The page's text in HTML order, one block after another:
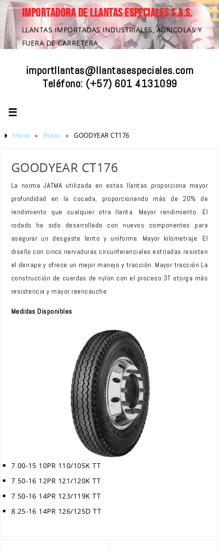
IMPORTADORA DE LLANTAS ESPECIALES S.A.S.
LLANTAS IMPORTADAS INDUSTRIALES, AGRICOLAS Y
FUERA DE CARRETERA
importllantas@llantasespeciales.com
Teléfono: (+57) 601 4131099
Inicio » Inicio » GOODYEAR CT176
GOODYEAR CT176
La norma JATMA utilizada en estas llantas proporciona mayor
profundidad en la cocada, proporcionando más de 20% de
rendimiento que cualquier otra llanta. Mayor rendimiento. El
rodado ha sido desarrollado con nuevos componentes para
asegurar un desgaste lento y uniforme. Mayor kilometraje. El
diseño con cinco nervaduras circunferenciales estriadas resisten
el derrape y ofrece un mejor manejo y tracción. Mayor tracción La
construcción de cuerdas de nylon con el proceso 3T otorga más
resistencia y mayor reencauche.
Medidas Disponibles
7.00-15 10PR 110/105K TT
7.50-16 12PR 121/120K TT
7.50-16 14PR 123/119K TT
8.25-16 14PR 126/125D TT